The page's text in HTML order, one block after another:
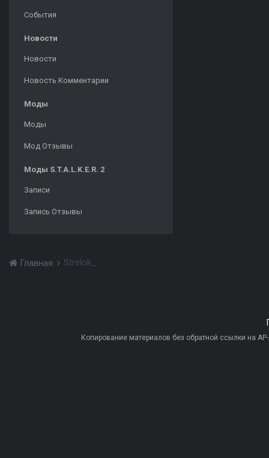
События
Новости
Новости
Новость Комментарии
Моды
Моды
Мод Отзывы
Моды S.T.A.L.K.E.R. 2
Записи
Запись Отзывы
Главная Strelok_
Копирование материалов без обратной ссылки на